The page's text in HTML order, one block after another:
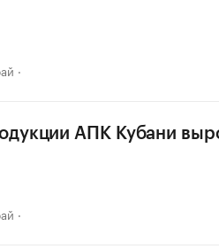
АПК Кубани